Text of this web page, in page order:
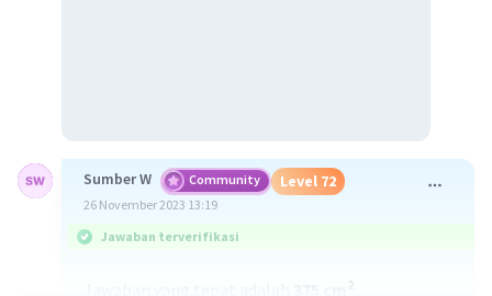
Sumber W Community Level 72
26 November 2023 13:19
Jawaban terverifikasi